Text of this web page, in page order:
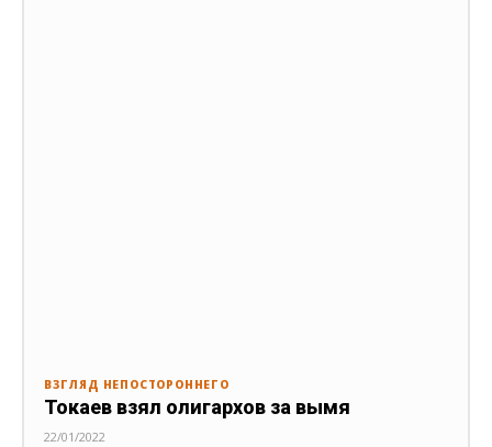
ВЗГЛЯД НЕПОСТОРОННЕГО
Токаев взял олигархов за вымя
22/01/2022